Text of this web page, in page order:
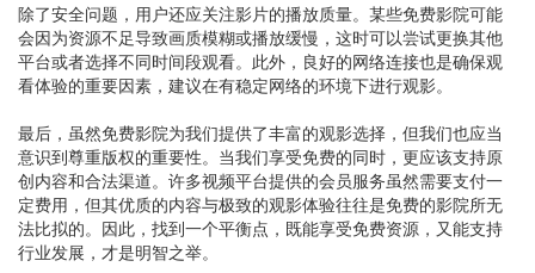
除了安全问题，用户还应关注影片的播放质量。某些免费影院可能
会因为资源不足导致画质模糊或播放缓慢，这时可以尝试更换其他
平台或者选择不同时间段观看。此外，良好的网络连接也是确保观
看体验的重要因素，建议在有稳定网络的环境下进行观影。
最后，虽然免费影院为我们提供了丰富的观影选择，但我们也应当
意识到尊重版权的重要性。当我们享受免费的同时，更应该支持原
创内容和合法渠道。许多视频平台提供的会员服务虽然需要支付一
定费用，但其优质的内容与极致的观影体验往往是免费的影院所无
法比拟的。因此，找到一个平衡点，既能享受免费资源，又能支持
行业发展，才是明智之举。